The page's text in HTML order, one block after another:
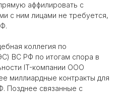
аффилировать с
с ним лицами не требуется,
коллегия по
ВС РФ по итогам спора в
IT-компании ООО
миллиардные контракты для
Позднее связанные с